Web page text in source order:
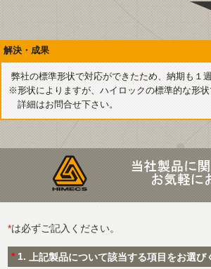
解決・成果
弊社の標準形状で対応ができたため、納期も１
※形状によりますが、ハイロックの標準的な形
詳細はお問合せ下さい。
*は必ずご記入ください。
* 1. 上記製品について該当する項目をお選び